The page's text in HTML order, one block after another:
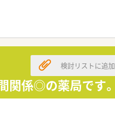
関係◎の薬局です。
検討リストに追加